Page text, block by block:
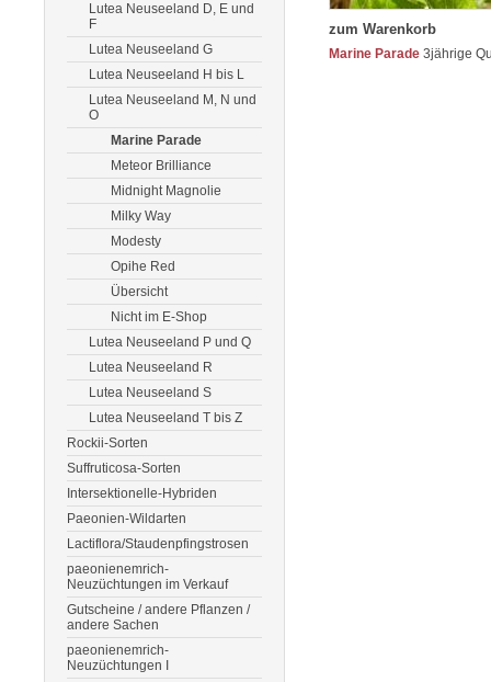
Lutea Neuseeland D, E und
F
Lutea Neuseeland G
Lutea Neuseeland H bis L
Lutea Neuseeland M, N und
O
Marine Parade
Meteor Brilliance
Midnight Magnolie
Milky Way
Modesty
Opihe Red
Übersicht
Nicht im E-Shop
Lutea Neuseeland P und Q
Lutea Neuseeland R
Lutea Neuseeland S
Lutea Neuseeland T bis Z
Rockii-Sorten
Suffruticosa-Sorten
Intersektionelle-Hybriden
Paeonien-Wildarten
Lactiflora/Staudenpfingstrosen
paeonienemrich-
Neuzüchtungen im Verkauf
Gutscheine / andere Pflanzen /
andere Sachen
paeonienemrich-
Neuzüchtungen I
zum Warenkorb
Marine Parade 3jährige